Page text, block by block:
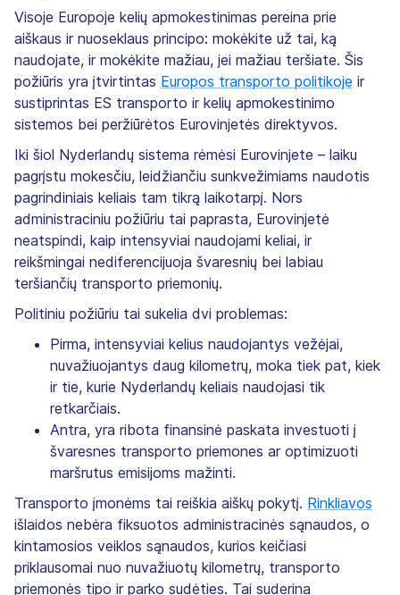
Visoje Europoje kelių apmokestinimas pereina prie
aiškaus ir nuoseklaus principo: mokėkite už tai, ką
naudojate, ir mokėkite mažiau, jei mažiau teršiate. Šis
požiūris yra įtvirtintas Europos transporto politikoje ir
sustiprintas ES transporto ir kelių apmokestinimo
sistemos bei peržiūrėtos Eurovinjetės direktyvos.
Iki šiol Nyderlandų sistema rėmėsi Eurovinjete – laiku
pagrįstu mokesčiu, leidžiančiu sunkvežimiams naudotis
pagrindiniais keliais tam tikrą laikotarpį. Nors
administraciniu požiūriu tai paprasta, Eurovinjetė
neatspindi, kaip intensyviai naudojami keliai, ir
reikšmingai nediferencijuoja švaresnių bei labiau
teršiančių transporto priemonių.
Politiniu požiūriu tai sukelia dvi problemas:
Pirma, intensyviai kelius naudojantys vežėjai,
nuvažiuojantys daug kilometrų, moka tiek pat, kiek
ir tie, kurie Nyderlandų keliais naudojasi tik
retkarčiais.
Antra, yra ribota finansinė paskata investuoti į
švaresnes transporto priemones ar optimizuoti
maršrutus emisijoms mažinti.
Transporto įmonėms tai reiškia aiškų pokytį. Rinkliavos
išlaidos nebėra fiksuotos administracinės sąnaudos, o
kintamosios veiklos sąnaudos, kurios keičiasi
priklausomai nuo nuvažiuotų kilometrų, transporto
priemonės tipo ir parko sudėties. Tai suderina